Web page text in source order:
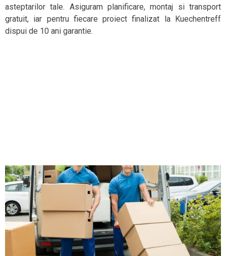
asteptarilor tale. Asiguram planificare, montaj si transport
gratuit, iar pentru fiecare proiect finalizat la Kuechentreff
dispui de 10 ani garantie.